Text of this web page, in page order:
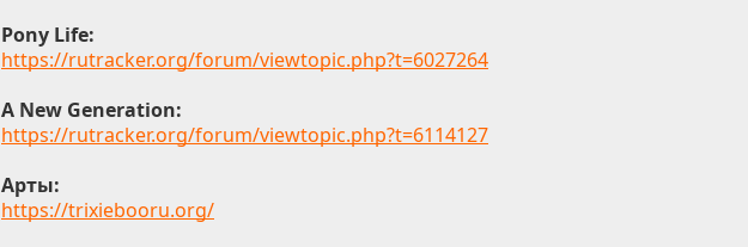
Pony Life:
https://rutracker.org/forum/viewtopic.php?t=6027264
A New Generation:
https://rutracker.org/forum/viewtopic.php?t=6114127
Арты:
https://trixiebooru.org/